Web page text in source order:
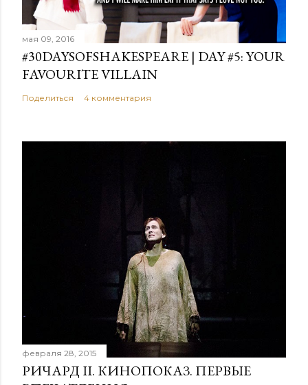
мая 09, 2016
#30DAYSOFSHAKESPEARE | DAY #5: YOUR
FAVOURITE VILLAIN
Поделиться 4 комментария
февраля 28, 2015
РИЧАРД II. КИНОПОКАЗ. ПЕРВЫЕ